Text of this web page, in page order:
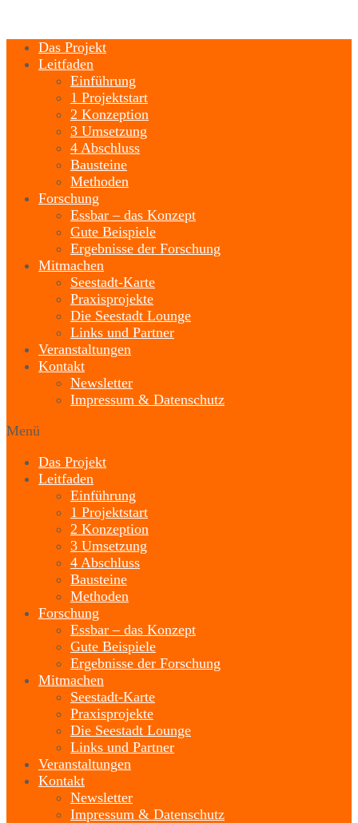
Das Projekt
Leitfaden
Einführung
1 Projektstart
2 Konzeption
3 Umsetzung
4 Abschluss
Bausteine
Methoden
Forschung
Essbar – das Konzept
Gute Beispiele
Ergebnisse der Forschung
Mitmachen
Seestadt-Karte
Praxisprojekte
Die Seestadt Lounge
Links und Partner
Veranstaltungen
Kontakt
Newsletter
Impressum & Datenschutz
Menü
Das Projekt
Leitfaden
Einführung
1 Projektstart
2 Konzeption
3 Umsetzung
4 Abschluss
Bausteine
Methoden
Forschung
Essbar – das Konzept
Gute Beispiele
Ergebnisse der Forschung
Mitmachen
Seestadt-Karte
Praxisprojekte
Die Seestadt Lounge
Links und Partner
Veranstaltungen
Kontakt
Newsletter
Impressum & Datenschutz